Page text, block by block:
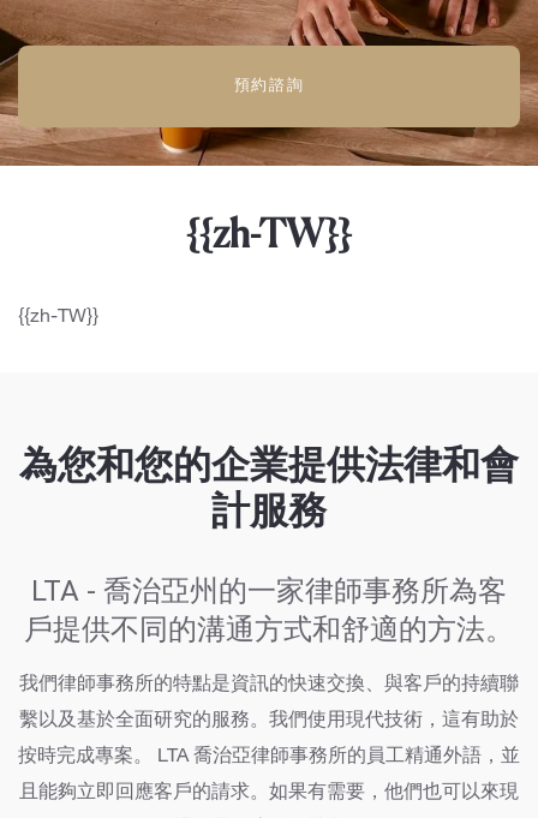
預約諮詢
{{zh-TW}}
{{zh-TW}}
為您和您的企業提供法律和會
計服務
LTA - 喬治亞州的一家律師事務所為客
戶提供不同的溝通方式和舒適的方法。
我們律師事務所的特點是資訊的快速交換、與客戶的持續聯
繫以及基於全面研究的服務。我們使用現代技術，這有助於
按時完成專案。 LTA 喬治亞律師事務所的員工精通外語，並
且能夠立即回應客戶的請求。如果有需要，他們也可以來現